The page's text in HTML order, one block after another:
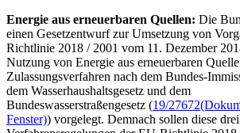
Energie aus erneuerbaren Quellen: Die
einen Gesetzentwurf zur Umsetzung von
Richtlinie 2018 / 2001 vom 11. Dezember
Nutzung von Energie aus erneuerbaren
Zulassungsverfahren nach dem Bundes-
dem Wasserhaushaltsgesetz und dem
Bundeswasserstraßengesetz (19/27672
Fenster)) vorgelegt. Demnach sollen diese drei